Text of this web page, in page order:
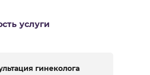
услуги
гинеколога